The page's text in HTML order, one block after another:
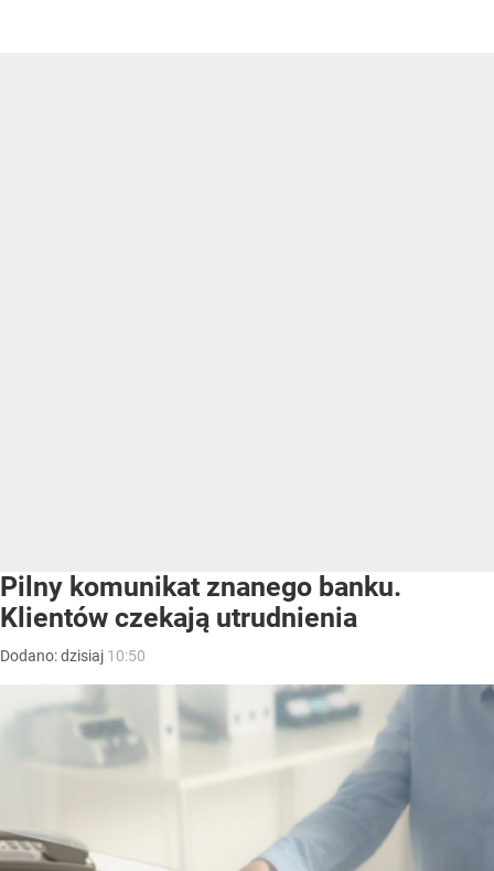
Pilny komunikat znanego banku.
Klientów czekają utrudnienia
Dodano:dzisiaj 10:50